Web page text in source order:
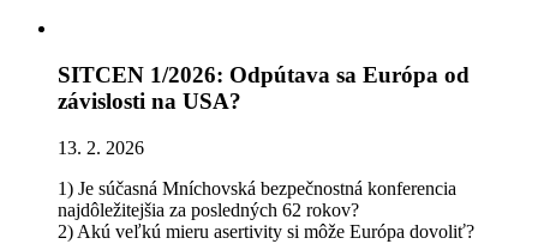
SITCEN 1/2026: Odpútava sa Európa od
závislosti na USA?
13. 2. 2026
1) Je súčasná Mníchovská bezpečnostná konferencia
najdôležitejšia za posledných 62 rokov?
2) Akú veľkú mieru asertivity si môže Európa dovoliť?